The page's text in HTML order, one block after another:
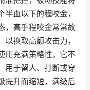
血以下的程咬金，
，高手程咬金常常故
换取高额攻击力，
用充满策略性，它不
用于留人、打断或穿
提升而缩短，满级后